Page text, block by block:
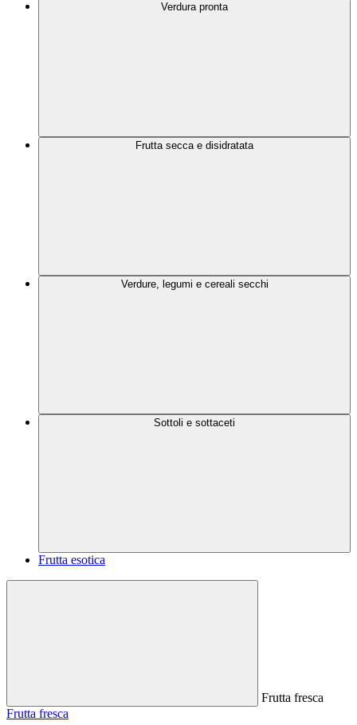
Verdura pronta
Frutta secca e disidratata
Verdure, legumi e cereali secchi
Sottoli e sottaceti
Frutta esotica
Frutta fresca
Frutta fresca